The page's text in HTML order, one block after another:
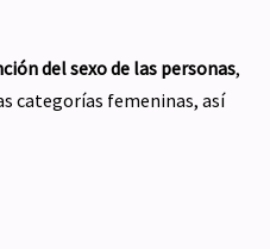
del sexo de las personas,
categorías femeninas, así